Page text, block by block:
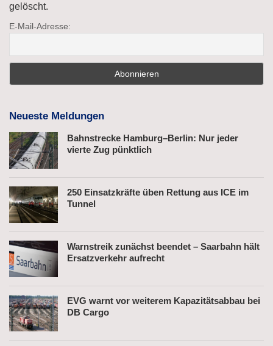
gelöscht.
E-Mail-Adresse:
Neueste Meldungen
Bahnstrecke Hamburg–Berlin: Nur jeder
vierte Zug pünktlich
250 Einsatzkräfte üben Rettung aus ICE im
Tunnel
Warnstreik zunächst beendet – Saarbahn hält
Ersatzverkehr aufrecht
EVG warnt vor weiterem Kapazitätsabbau bei
DB Cargo